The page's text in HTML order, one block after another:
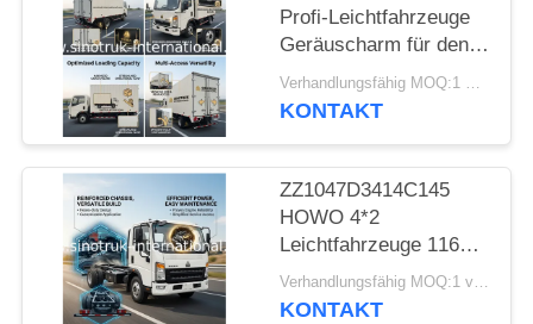
Profi-Leichtfahrzeuge
Geräuscharm für den
Baugeschäft RHD
Verhandlungsfähig MOQ:1 Einheit
KONTAKT
ZZ1047D3414C145
HOWO 4*2
Leichtfahrzeuge 116
PS Fahrwerk
Verhandlungsfähig MOQ:1 vereinigen
KONTAKT